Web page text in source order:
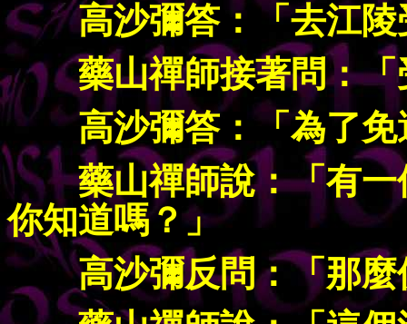
高沙彌答：「去江
藥山禪師接著問：
高沙彌答：「為了
藥山禪師說：「有
你知道嗎？」
高沙彌反問：「那